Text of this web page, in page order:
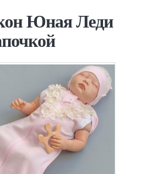
Юная Леди